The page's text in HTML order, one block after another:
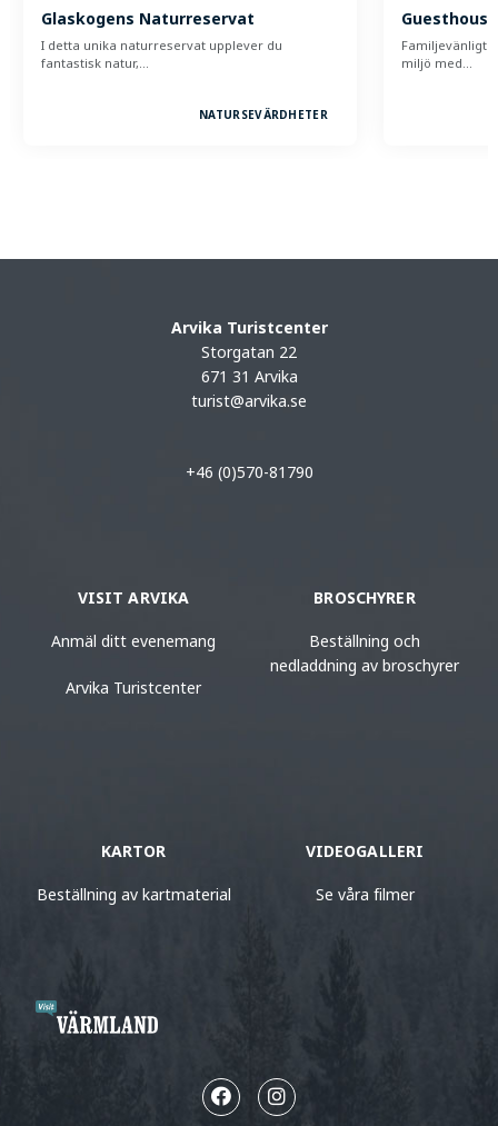
Glaskogens Naturreservat
I detta unika naturreservat upplever du
fantastisk natur,…
NATURSEVÄRDHETER
Familjevänligt
miljö med…
Arvika Turistcenter
Storgatan 22
671 31 Arvika
turist@arvika.se
+46 (0)570-81790
VISIT ARVIKA
Anmäl ditt evenemang
Arvika Turistcenter
BROSCHYRER
Beställning och
nedladdning av broschyrer
KARTOR
Beställning av kartmaterial
VIDEOGALLERI
Se våra filmer